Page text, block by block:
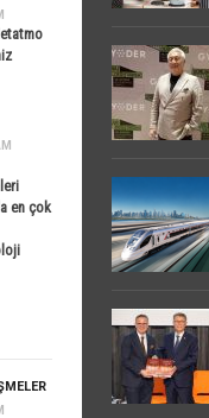
en çok